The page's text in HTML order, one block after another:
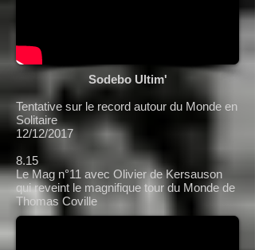
Sodebo Ultim'
Tentative sur le record autour du Monde en
Solitaire
12/12/2017
8.15
Le Mag n°11 avec Olivier de Kersauson
qui reveint le magnifique tour du Monde de
Thomas Coville